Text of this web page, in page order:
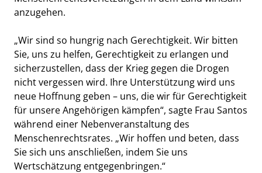
anzugehen.
„Wir sind so hungrig nach Gerechtigkeit. Wir bitten
Sie, uns zu helfen, Gerechtigkeit zu erlangen und
sicherzustellen, dass der Krieg gegen die Drogen
nicht vergessen wird. Ihre Unterstützung wird uns
neue Hoffnung geben – uns, die wir für Gerechtigkeit
für unsere Angehörigen kämpfen“, sagte Frau Santos
während einer Nebenveranstaltung des
Menschenrechtsrates. „Wir hoffen und beten, dass
Sie sich uns anschließen, indem Sie uns
Wertschätzung entgegenbringen.“